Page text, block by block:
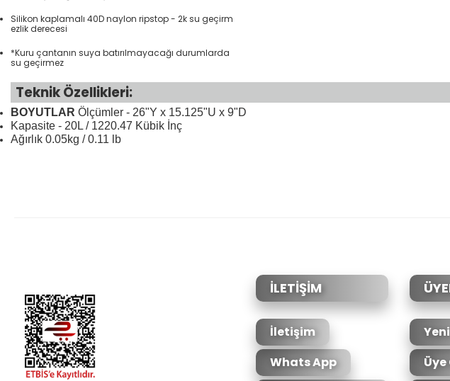
Silikon kaplamalı 40D naylon ripstop - 2k su geçirm
ezlik derecesi
*Kuru çantanın suya batırılmayacağı durumlarda
su geçirmez
Teknik Özellikleri:
BOYUTLAR Ölçümler - 26"Y x 15.125"U x 9"D
Kapasite - 20L / 1220.47 Kübik İnç
Ağırlık 0.05kg / 0.11 lb
Ürün fiyatı diğer sitelerden daha pahalı.
Bu ürüne benzer farklı alternatifler olmalı.
İLETİŞİM
İletişim
Whats App
Üye